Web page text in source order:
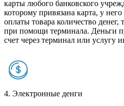
карты любого банковского
которому привязана карта, у
оплаты товара количество денег,
при помощи терминала. Деньги
счет через терминал или услугу
4. Электронные денги